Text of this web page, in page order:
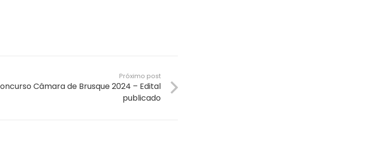
Próximo post
Câmara de Brusque 2024 – Edital
publicado